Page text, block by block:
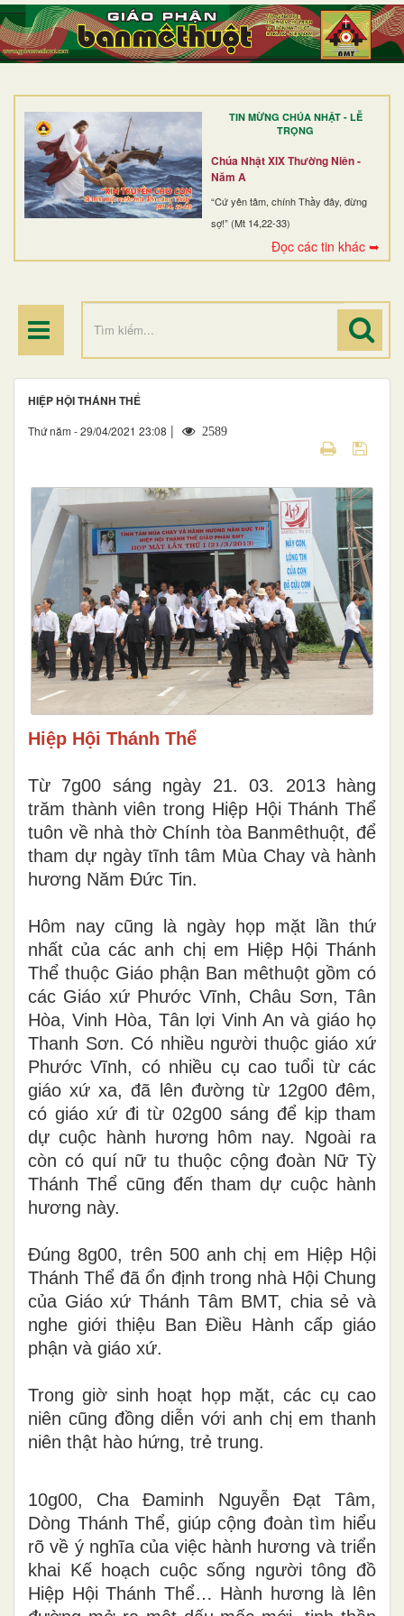
TIN MỪNG CHÚA NHẬT - LỄ
TRỌNG
Chúa Nhật XIX Thường Niên -
Năm A
“Cứ yên tâm, chính Thầy đây, đừng
sợ!” (Mt 14,22-33)
Đọc các tin khác ➥
TRANG NHẤT
GIỚI THIỆU
DÒNG TU
BAN MỤC VỤ
ĐOÀN THỂ CG
ĐIỂM HÀNH HƯƠNG
HIỆP HỘI THÁNH THỂ
Thứ năm - 29/04/2021 23:08 | 2589
Hiệp Hội Thánh Thể
Từ 7g00 sáng ngày 21. 03. 2013 hàng
trăm thành viên trong Hiệp Hội Thánh Thể
tuôn về nhà thờ Chính tòa Banmêthuột, để
tham dự ngày tĩnh tâm Mùa Chay và hành
hương Năm Đức Tin.
Hôm nay cũng là ngày họp mặt lần thứ
nhất của các anh chị em Hiệp Hội Thánh
Thể thuộc Giáo phận Ban mêthuột gồm có
các Giáo xứ Phước Vĩnh, Châu Sơn, Tân
Hòa, Vinh Hòa, Tân lợi Vinh An và giáo họ
Thanh Sơn. Có nhiều người thuộc giáo xứ
Phước Vĩnh, có nhiều cụ cao tuổi từ các
giáo xứ xa, đã lên đường từ 12g00 đêm,
có giáo xứ đi từ 02g00 sáng để kịp tham
dự cuộc hành hương hôm nay. Ngoài ra
còn có quí nữ tu thuộc cộng đoàn Nữ Tỳ
Thánh Thể cũng đến tham dự cuộc hành
hương này.
Đúng 8g00, trên 500 anh chị em Hiệp Hội
Thánh Thể đã ổn định trong nhà Hội Chung
của Giáo xứ Thánh Tâm BMT, chia sẻ và
nghe giới thiệu Ban Điều Hành cấp giáo
phận và giáo xứ.
Trong giờ sinh hoạt họp mặt, các cụ cao
niên cũng đồng diễn với anh chị em thanh
niên thật hào hứng, trẻ trung.
10g00, Cha Đaminh Nguyễn Đạt Tâm,
Dòng Thánh Thể, giúp cộng đoàn tìm hiểu
rõ về ý nghĩa của việc hành hương và triển
khai Kế hoạch cuộc sống người tông đồ
Hiệp Hội Thánh Thể… Hành hương là lên